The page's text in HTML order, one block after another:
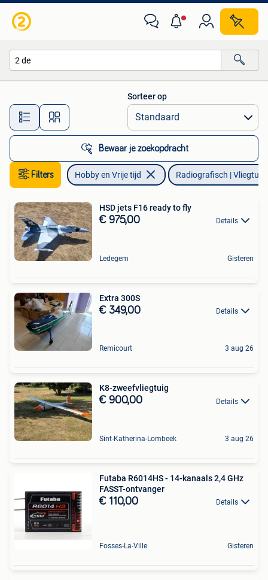
Alle afstanden…
Sorteer op
Bewaar je zoekopdracht
Filters Hobby en Vrije tijd Radiografisch |
HSD jets F16 ready to fly
€ 975,00 Details
Ledegem Gisteren
Extra 300S
€ 349,00 Details
Remicourt 3 aug 26
K8-zweefvliegtuig
€ 900,00 Details
Sint-Katherina-Lombeek 3 aug 26
Futaba R6014HS - 14-kanaals 2,4 GHz
FASST-ontvanger
€ 110,00 Details
Fosses-La-Ville Gisteren